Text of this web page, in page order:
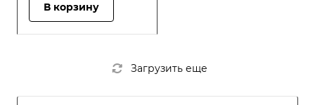
В корзину
Загрузить еще